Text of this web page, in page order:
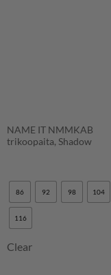
NAME IT NMMKAB
trikoopaita, Shadow
86 92 98 104
116
Clear